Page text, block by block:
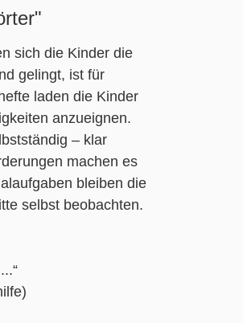
sich die Kinder die
gelingt, ist für
laden die Kinder
anzueignen.
– klar
machen es
bleiben die
selbst beobachten.